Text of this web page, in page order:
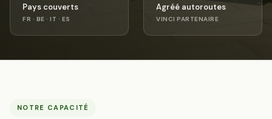
Pays couverts
FR · BE · IT · ES
Agréé autoroutes
VINCI PARTENAIRE
NOTRE CAPACITÉ